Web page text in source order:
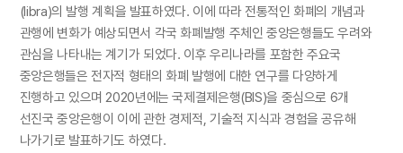
(libra)의 발행 계획을 발표하였다. 이에 따라 전통적인 화폐의 개념과
관행에 변화가 예상되면서 각국 화폐발행 주체인 중앙은행들도 우려와
관심을 나타내는 계기가 되었다. 이후 우리나라를 포함한 주요국
중앙은행들은 전자적 형태의 화폐 발행에 대한 연구를 다양하게
진행하고 있으며 2020년에는 국제결제은행(BIS)을 중심으로 6개
선진국 중앙은행이 이에 관한 경제적, 기술적 지식과 경험을 공유해
나가기로 발표하기도 하였다.